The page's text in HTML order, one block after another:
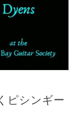
ピシンギー